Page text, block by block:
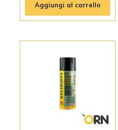
Aggiungi al carrello